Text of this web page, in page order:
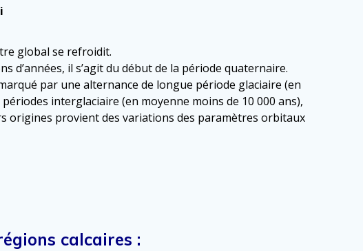
global se refroidit.
d’années, il s’agit du début de la période quaternaire.
par une alternance de longue période glaciaire (en
interglaciaire (en moyenne moins de 10 000 ans),
origines provient des variations des paramètres orbitaux
calcaires :